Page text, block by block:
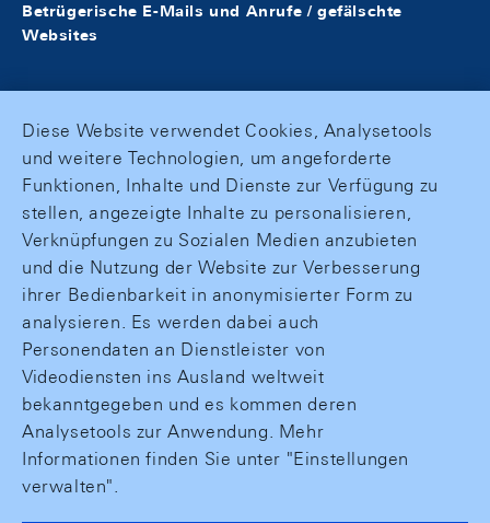
Betrügerische E-Mails und Anrufe / gefälschte
Websites
Diese Website verwendet Cookies, Analysetools
und weitere Technologien, um angeforderte
Funktionen, Inhalte und Dienste zur Verfügung zu
stellen, angezeigte Inhalte zu personalisieren,
Verknüpfungen zu Sozialen Medien anzubieten
und die Nutzung der Website zur Verbesserung
ihrer Bedienbarkeit in anonymisierter Form zu
analysieren. Es werden dabei auch
Personendaten an Dienstleister von
Videodiensten ins Ausland weltweit
bekanntgegeben und es kommen deren
Analysetools zur Anwendung. Mehr
Informationen finden Sie unter "Einstellungen
verwalten".